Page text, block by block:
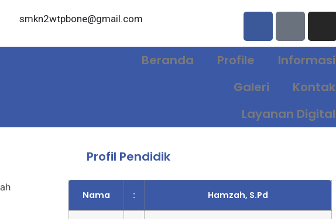
smkn2wtpbone@gmail.com
Beranda Profile
Informasi
Galeri
Kontak
Layanan Digital
Profil Pendidik
Nama : Hamzah, S.Pd